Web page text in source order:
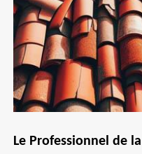
Le Professionnel de